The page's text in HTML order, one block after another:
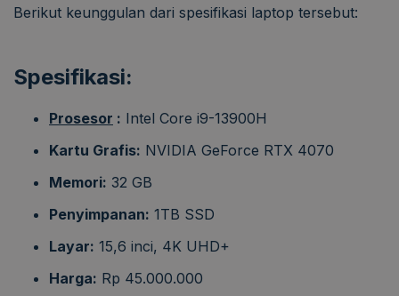
Berikut keunggulan dari spesifikasi laptop tersebut:
Spesifikasi:
Prosesor : Intel Core i9-13900H
Kartu Grafis: NVIDIA GeForce RTX 4070
Memori: 32 GB
Penyimpanan: 1TB SSD
Layar: 15,6 inci, 4K UHD+
Harga: Rp 45.000.000